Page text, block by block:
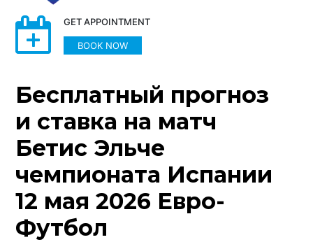
GET APPOINTMENT
BOOK NOW
Бесплатный прогноз
и ставка на матч
Бетис Эльче
чемпионата Испании
12 мая 2026 Евро-
Футбол